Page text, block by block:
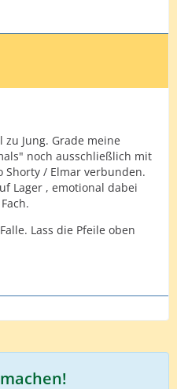
Jung. Grade meine
noch ausschließlich mit
Shorty / Elmar verbunden.
Lager , emotional dabei
Lass die Pfeile oben